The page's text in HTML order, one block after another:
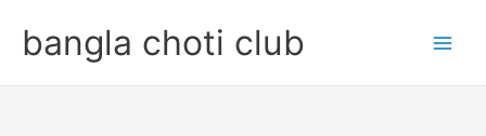
contentbangla choti club